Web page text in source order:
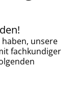
haben, unsere
fachkundiger